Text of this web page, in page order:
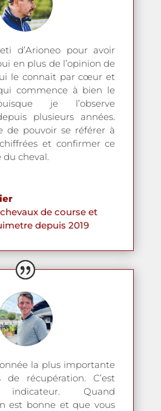
d’Arioneo pour avoir
en plus de l’opinion de
le connait par cœur et
commence à bien le
je l’observe
plusieurs années.
de pouvoir se référer à
et confirmer ce
du cheval.
de course et
depuis 2019
la plus importante
récupération. C’est
Quand
est bonne et que vous